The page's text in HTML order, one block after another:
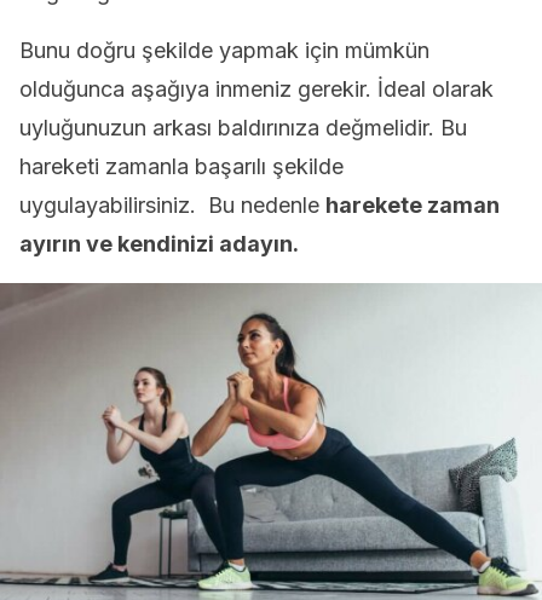
Bunu doğru şekilde yapmak için mümkün
olduğunca aşağıya inmeniz gerekir. İdeal olarak
uyluğunuzun arkası baldırınıza değmelidir. Bu
hareketi zamanla başarılı şekilde
uygulayabilirsiniz. Bu nedenle harekete zaman
ayırın ve kendinizi adayın.